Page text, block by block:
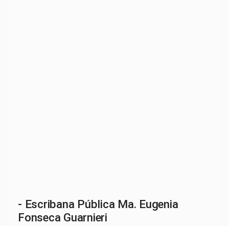
- Escribana Pública Ma. Eugenia
Fonseca Guarnieri